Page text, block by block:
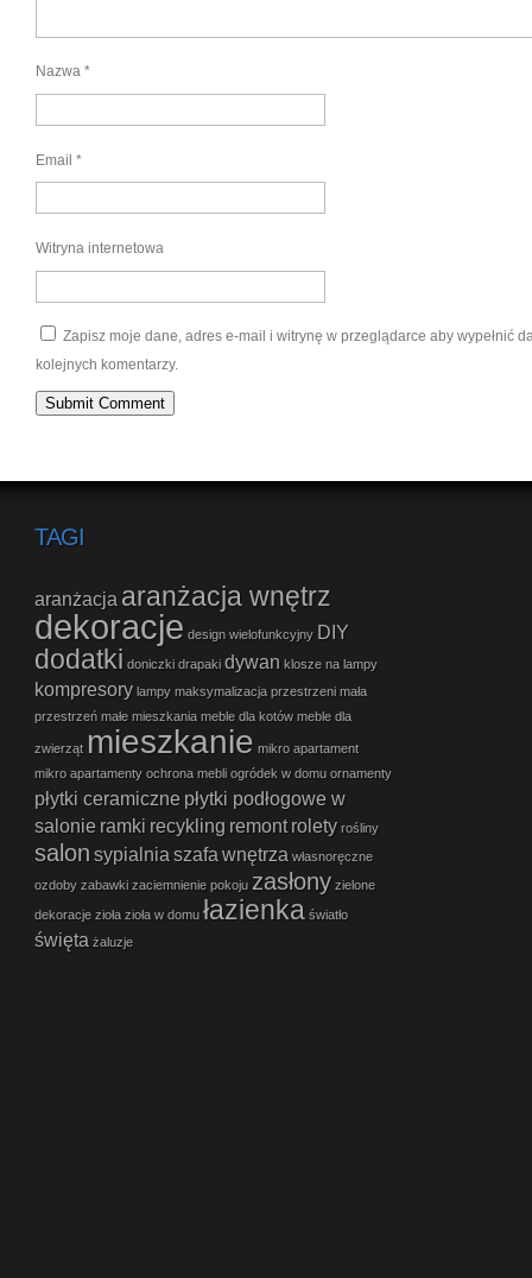
Nazwa *
Email *
Witryna internetowa
Zapisz moje dane, adres e-mail i witrynę w przeglądarce aby wypełnić
kolejnych komentarzy.
TAGI
aranżacja aranżacja wnętrz
dekoracje design wielofunkcyjny DIY
dodatki doniczki drapaki dywan klosze na lampy
kompresory lampy maksymalizacja przestrzeni mała
przestrzeń małe mieszkania meble dla kotów meble dla
zwierząt mieszkanie mikro apartament
mikro apartamenty ochrona mebli ogródek w domu ornamenty
płytki ceramiczne płytki podłogowe w
salonie ramki recykling remont rolety rośliny
salon sypialnia szafa wnętrza własnoręczne
ozdoby zabawki zaciemnienie pokoju zasłony zielone
dekoracje zioła zioła w domu łazienka światło
święta żaluzje